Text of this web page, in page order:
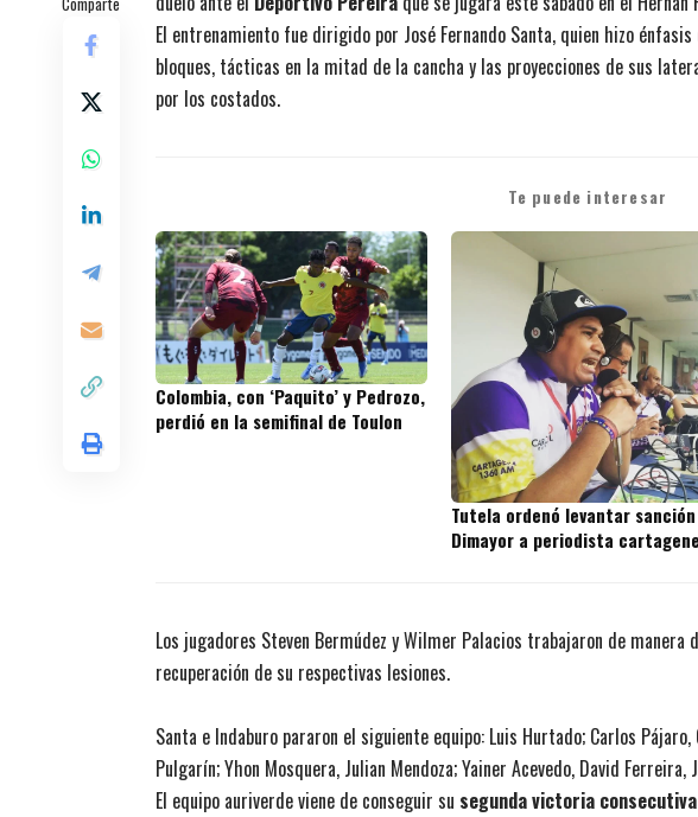
El entrenamiento fue dirigido por José Fernando Santa, quien hizo
bloques, tácticas en la mitad de la cancha y las proyecciones de sus
por los costados.
Te puede interesar
Colombia, con ‘Paquito’ y Pedrozo,
perdió en la semifinal de Toulon
Tutela ordenó levantar
Dimayor a periodista
Los jugadores Steven Bermúdez y Wilmer Palacios trabajaron de
recuperación de su respectivas lesiones.
Santa e Indaburo pararon el siguiente equipo: Luis Hurtado; Carlos
Pulgarín; Yhon Mosquera, Julian Mendoza; Yainer Acevedo, David
El equipo auriverde viene de conseguir su segunda victoria consecutiva